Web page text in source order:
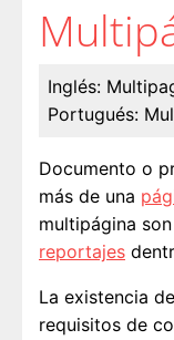
Inglés:
Portugués:
Documento o
más de una
multipágina
reportajes
La existencia
requisitos de